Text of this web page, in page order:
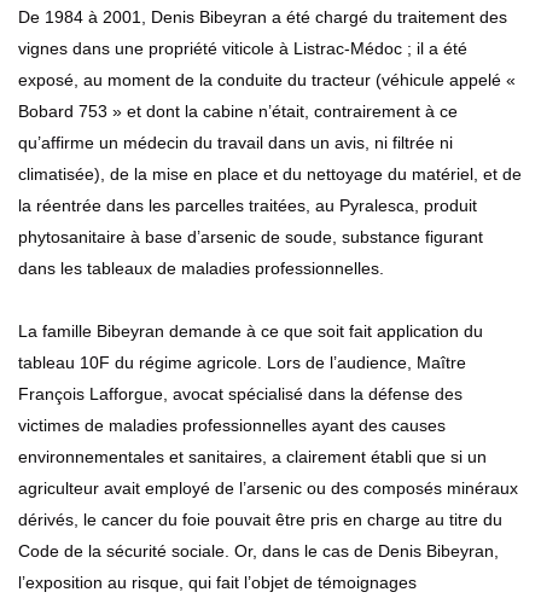
De 1984 à 2001, Denis Bibeyran a été chargé du traitement des
vignes dans une propriété viticole à Listrac-Médoc ; il a été
exposé, au moment de la conduite du tracteur (véhicule appelé «
Bobard 753 » et dont la cabine n’était, contrairement à ce
qu’affirme un médecin du travail dans un avis, ni filtrée ni
climatisée), de la mise en place et du nettoyage du matériel, et de
la réentrée dans les parcelles traitées, au Pyralesca, produit
phytosanitaire à base d’arsenic de soude, substance figurant
dans les tableaux de maladies professionnelles.
La famille Bibeyran demande à ce que soit fait application du
tableau 10F du régime agricole. Lors de l’audience, Maître
François Lafforgue, avocat spécialisé dans la défense des
victimes de maladies professionnelles ayant des causes
environnementales et sanitaires, a clairement établi que si un
agriculteur avait employé de l’arsenic ou des composés minéraux
dérivés, le cancer du foie pouvait être pris en charge au titre du
Code de la sécurité sociale. Or, dans le cas de Denis Bibeyran,
l’exposition au risque, qui fait l’objet de témoignages